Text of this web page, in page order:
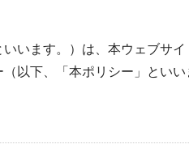
います。）は、本ウェブサ
以下、「本ポリシー」といい